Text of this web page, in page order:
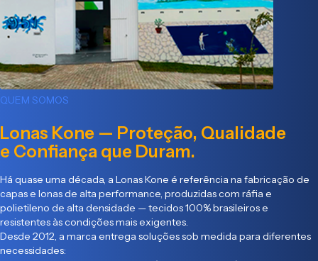
QUEM SOMOS
Lonas Kone — Proteção, Qualidade
e Confiança que Duram.
Há quase uma década, a Lonas Kone é referência na fabricação de
capas e lonas de alta performance, produzidas com ráfia e
polietileno de alta densidade — tecidos 100% brasileiros e
resistentes às condições mais exigentes.
Desde 2012, a marca entrega soluções sob medida para diferentes
necessidades: